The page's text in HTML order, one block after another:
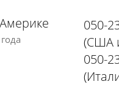
050-
(США
050-